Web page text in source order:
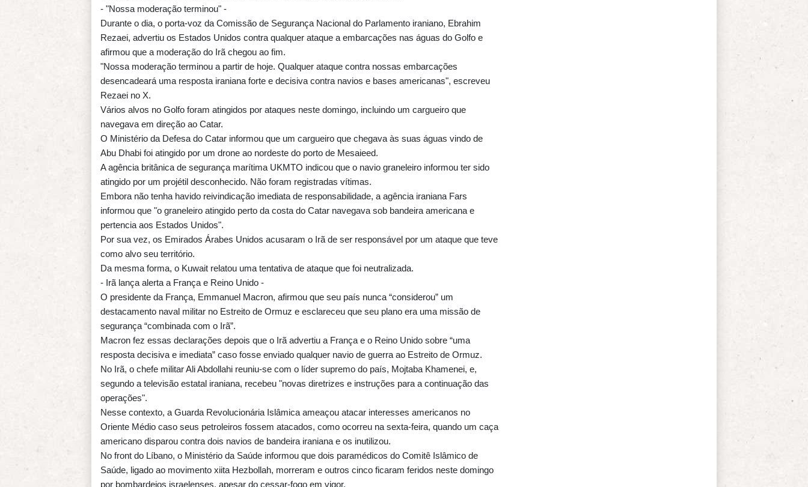
- "Nossa moderação terminou" -
Durante o dia, o porta-voz da Comissão de Segurança Nacional do Parlamento iraniano, Ebrahim
Rezaei, advertiu os Estados Unidos contra qualquer ataque a embarcações nas águas do Golfo e
afirmou que a moderação do Irã chegou ao fim.
"Nossa moderação terminou a partir de hoje. Qualquer ataque contra nossas embarcações
desencadeará uma resposta iraniana forte e decisiva contra navios e bases americanas", escreveu
Rezaei no X.
Vários alvos no Golfo foram atingidos por ataques neste domingo, incluindo um cargueiro que
navegava em direção ao Catar.
O Ministério da Defesa do Catar informou que um cargueiro que chegava às suas águas vindo de
Abu Dhabi foi atingido por um drone ao nordeste do porto de Mesaieed.
A agência britânica de segurança marítima UKMTO indicou que o navio graneleiro informou ter sido
atingido por um projétil desconhecido. Não foram registradas vítimas.
Embora não tenha havido reivindicação imediata de responsabilidade, a agência iraniana Fars
informou que "o graneleiro atingido perto da costa do Catar navegava sob bandeira americana e
pertencia aos Estados Unidos".
Por sua vez, os Emirados Árabes Unidos acusaram o Irã de ser responsável por um ataque que teve
como alvo seu território.
Da mesma forma, o Kuwait relatou uma tentativa de ataque que foi neutralizada.
- Irã lança alerta a França e Reino Unido -
O presidente da França, Emmanuel Macron, afirmou que seu país nunca “considerou” um
destacamento naval militar no Estreito de Ormuz e esclareceu que seu plano era uma missão de
segurança “combinada com o Irã”.
Macron fez essas declarações depois que o Irã advertiu a França e o Reino Unido sobre “uma
resposta decisiva e imediata” caso fosse enviado qualquer navio de guerra ao Estreito de Ormuz.
No Irã, o chefe militar Ali Abdollahi reuniu-se com o líder supremo do país, Mojtaba Khamenei, e,
segundo a televisão estatal iraniana, recebeu "novas diretrizes e instruções para a continuação das
operações".
Nesse contexto, a Guarda Revolucionária Islâmica ameaçou atacar interesses americanos no
Oriente Médio caso seus petroleiros fossem atacados, como ocorreu na sexta-feira, quando um caça
americano disparou contra dois navios de bandeira iraniana e os inutilizou.
No front do Líbano, o Ministério da Saúde informou que dois paramédicos do Comitê Islâmico de
Saúde, ligado ao movimento xiita Hezbollah, morreram e outros cinco ficaram feridos neste domingo
por bombardeios israelenses, apesar do cessar‑fogo em vigor.